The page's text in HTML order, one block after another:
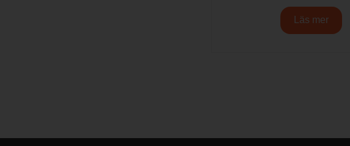
Läs mer